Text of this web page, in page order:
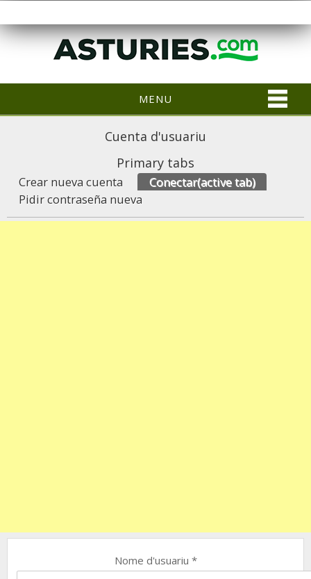
MENU
Cuenta d'usuariu
Primary tabs
Crear nueva cuenta Conectar(active tab)
Pidir contraseña nueva
Nome d'usuariu *